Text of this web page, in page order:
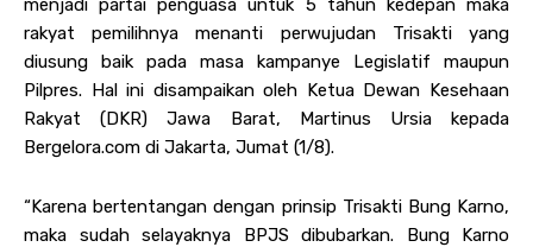
menjadi partai penguasa untuk 5 tahun kedepan maka
rakyat pemilihnya menanti perwujudan Trisakti yang
diusung baik pada masa kampanye Legislatif maupun
Pilpres. Hal ini disampaikan oleh Ketua Dewan Kesehaan
Rakyat (DKR) Jawa Barat, Martinus Ursia kepada
Bergelora.com di Jakarta, Jumat (1/8).
“Karena bertentangan dengan prinsip Trisakti Bung Karno,
maka sudah selayaknya BPJS dibubarkan. Bung Karno